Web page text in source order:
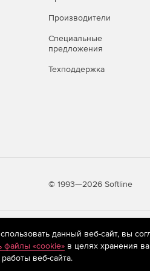
шпионского, потенциально
времени
компьютера – перехват «на
(почтовый
сообщений при их передаче по
Производители
Специальные
предложения
Техподдержка
© 1993—2026 Softline
применяются
к предпочтениям
данный веб-сайт, вы
файлы «cookie»в целях хранения
веб-сайта.